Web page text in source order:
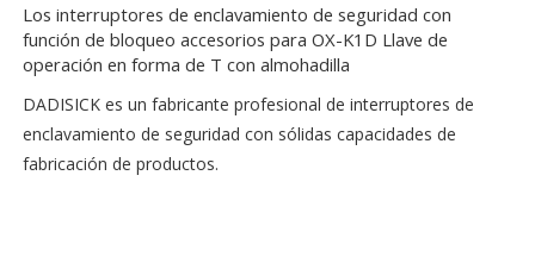
Los interruptores de enclavamiento de seguridad con
función de bloqueo accesorios para OX-K1D Llave de
operación en forma de T con almohadilla
DADISICK es un fabricante profesional de interruptores de
enclavamiento de seguridad con sólidas capacidades de
fabricación de productos.